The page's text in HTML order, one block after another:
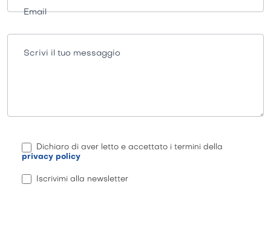
Email
Scrivi il tuo messaggio
Dichiaro di aver letto e accettato i termini della
privacy policy
Iscrivimi alla newsletter